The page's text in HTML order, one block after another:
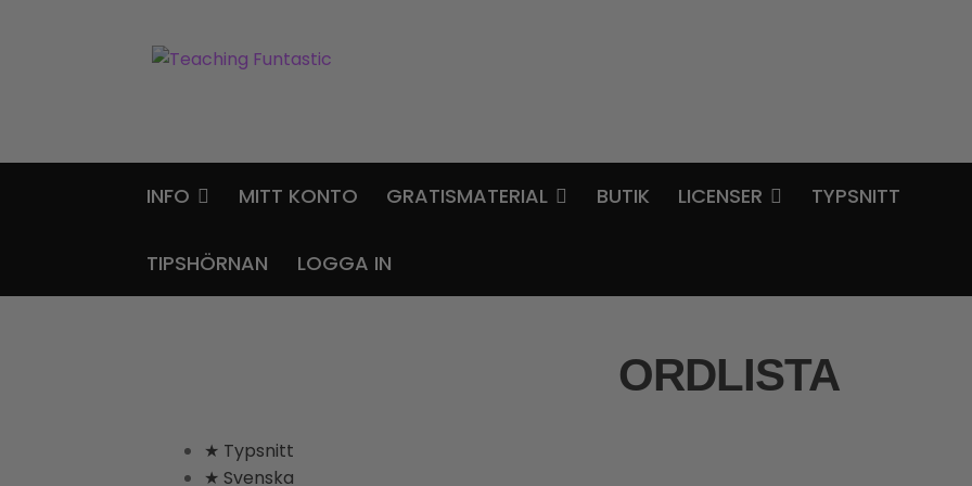
Hoppa
Gå
INFO MITT KONTO GRATISMATERIAL BUTIK LICENSER TYPSNITT
TIPSHÖRNAN LOGGA IN
ORDLISTA
★ Typsnitt
★ Svenska